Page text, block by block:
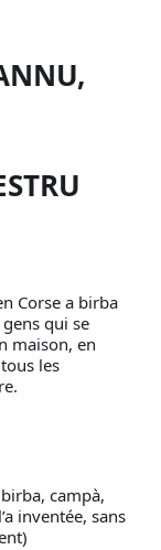
Corse a birba
qui se
maison, en
les
campà,
inventée, sans